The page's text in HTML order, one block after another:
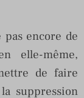
pas encore de
elle-même,
de faire
suppression